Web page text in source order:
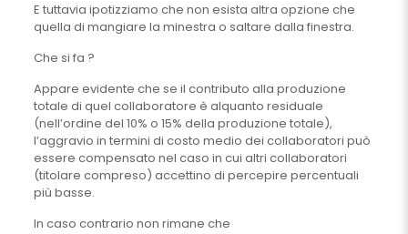
E tuttavia ipotizziamo che non esista altra opzione che
quella di mangiare la minestra o saltare dalla finestra.
Che si fa ?
Appare evidente che se il contributo alla produzione
totale di quel collaboratore è alquanto residuale
(nell’ordine del 10% o 15% della produzione totale),
l’aggravio in termini di costo medio dei collaboratori può
essere compensato nel caso in cui altri collaboratori
(titolare compreso) accettino di percepire percentuali
più basse.
In caso contrario non rimane che